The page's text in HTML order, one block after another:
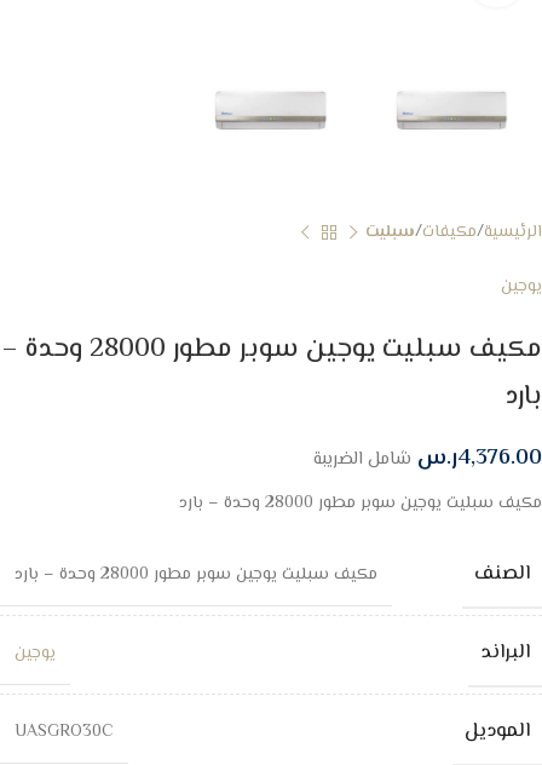
الرئيسية مكيفات سبليت
يوجين
مكيف سبليت يوجين سوبر مطور 28000 وحدة –
بارد
4,376.00ر.س شامل الضريبة
مكيف سبليت يوجين سوبر مطور 28000 وحدة – بارد
الصنف مكيف سبليت يوجين سوبر مطور 28000 وحدة – بارد
البراند يوجين
الموديل UASGRO30C